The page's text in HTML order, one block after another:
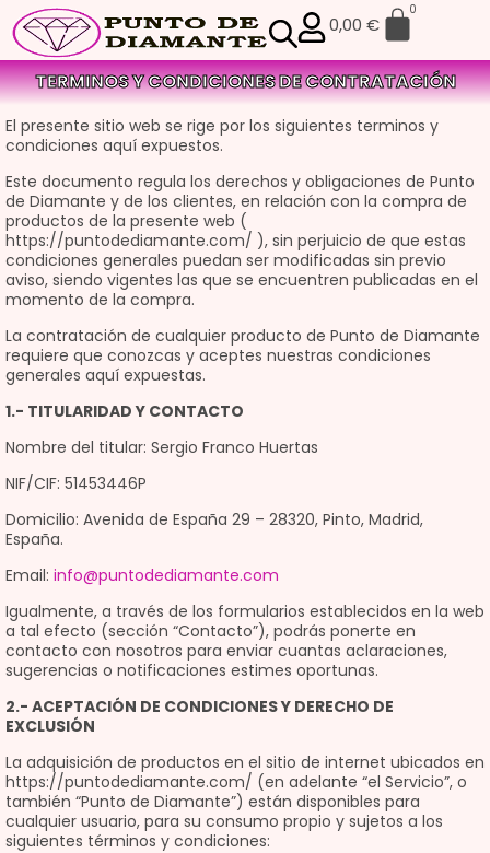
0,00 €
0
TERMINOS Y CONDICIONES DE CONTRATACIÓN
El presente sitio web se rige por los siguientes terminos y
condiciones aquí expuestos.
Este documento regula los derechos y obligaciones de Punto
de Diamante y de los clientes, en relación con la compra de
productos de la presente web (
https://puntodediamante.com/ ), sin perjuicio de que estas
condiciones generales puedan ser modificadas sin previo
aviso, siendo vigentes las que se encuentren publicadas en el
momento de la compra.
La contratación de cualquier producto de Punto de Diamante
requiere que conozcas y aceptes nuestras condiciones
generales aquí expuestas.
1.- TITULARIDAD Y CONTACTO
Nombre del titular: Sergio Franco Huertas
NIF/CIF: 51453446P
Domicilio: Avenida de España 29 – 28320, Pinto, Madrid,
España.
Email: info@puntodediamante.com
Igualmente, a través de los formularios establecidos en la web
a tal efecto (sección “Contacto”), podrás ponerte en
contacto con nosotros para enviar cuantas aclaraciones,
sugerencias o notificaciones estimes oportunas.
2.- ACEPTACIÓN DE CONDICIONES Y DERECHO DE
EXCLUSIÓN
La adquisición de productos en el sitio de internet ubicados en
https://puntodediamante.com/ (en adelante “el Servicio”, o
también “Punto de Diamante”) están disponibles para
cualquier usuario, para su consumo propio y sujetos a los
siguientes términos y condiciones: